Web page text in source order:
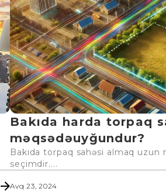
Bakıda harda torpaq
məqsədəuyğundur?
Bakıda torpaq sahəsi almaq
seçimdir....
Avq 23, 2024